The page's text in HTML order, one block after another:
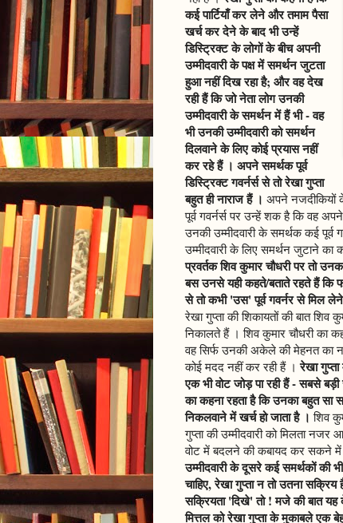
कई पार्टियाँ कर लेने और तमाम पैसा
खर्च कर देने के बाद भी उन्हें
डिस्ट्रिक्ट के लोगों के बीच अपनी
उम्मीदवारी के पक्ष में समर्थन जुटता
हुआ नहीं दिख रहा है; और वह देख
रही हैं कि जो नेता लोग उनकी
उम्मीदवारी के समर्थन में हैं भी - वह
भी उनकी उम्मीदवारी को समर्थन
दिलवाने के लिए कोई प्रयास नहीं
कर रहे हैं । अपने समर्थक पूर्व
डिस्ट्रिक्ट गवर्नर्स से तो रेखा गुप्ता
बहुत ही नाराज हैं । अपने नजदीकियों
पूर्व गवर्नर्स पर उन्हें शक है कि वह
उनकी उम्मीदवारी के समर्थक कई
उम्मीदवारी के लिए समर्थन जुटाने
प्रवर्तक शिव कुमार चौधरी पर तो
बस उनसे यही कहते/बताते रहते हैं कि
से तो कभी 'उस' पूर्व गवर्नर से मिल
रेखा गुप्ता की शिकायतों की बात
निकालते हैं । शिव कुमार चौधरी का
वह सिर्फ उनकी अकेले की मेहनत का
कोई मदद नहीं कर रही हैं ।रेखा
एक भी वोट जोड़ पा रही हैं - सबसे
का कहना रहता है कि उनका बहुत सा
निकलवाने में खर्च हो जाता है । शिव
गुप्ता की उम्मीदवारी को मिलता
वोट में बदलने की कबायद कर सकने में
उम्मीदवारी के दूसरे कई समर्थकों की
चाहिए, रेखा गुप्ता न तो उतना
सक्रियता 'दिखे' तो ! मजे की बात यह
मित्तल को रेखा गुप्ता के मुकाबले एक